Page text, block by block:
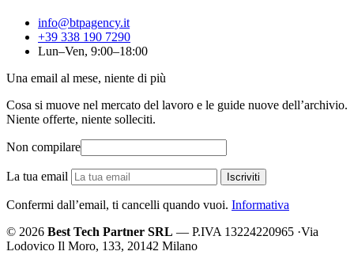
info@btpagency.it
+39 338 190 7290
Lun–Ven, 9:00–18:00
Una email al mese, niente di più
Cosa si muove nel mercato del lavoro e le guide nuove dell’archivio.
Niente offerte, niente solleciti.
Non compilare
La tua email Iscriviti
Confermi dall’email, ti cancelli quando vuoi. Informativa
© 2026 Best Tech Partner SRL — P.IVA 13224220965 ·Via
Lodovico Il Moro, 133, 20142 Milano